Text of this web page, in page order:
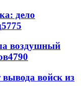
дело
5775
воздушный
4790
войск из